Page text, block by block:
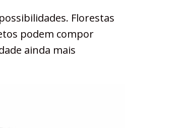
Florestas
podem compor
ainda mais